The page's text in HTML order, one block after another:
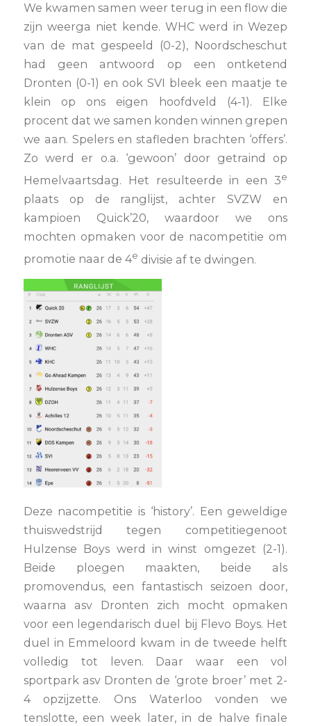
We kwamen samen weer terug in een flow die
zijn weerga niet kende. WHC werd in Wezep
van de mat gespeeld (0-2), Noordscheschut
had geen antwoord op een ontketend
Dronten (0-1) en ook SVI bleek een maatje te
klein op ons eigen hoofdveld (4-1). Elke
procent dat we samen konden winnen grepen
we aan. Spelers en stafleden brachten ‘offers’.
Zo werd er o.a. ‘gewoon’ door getraind op
Hemelvaartsdag. Het resulteerde in een 3e
plaats op de ranglijst, achter SVZW en
kampioen Quick’20, waardoor we ons
mochten opmaken voor de nacompetitie om
promotie naar de 4e divisie af te dwingen.
Deze nacompetitie is ‘history’. Een geweldige
thuiswedstrijd tegen competitiegenoot
Hulzense Boys werd in winst omgezet (2-1).
Beide ploegen maakten, beide als
promovendus, een fantastisch seizoen door,
waarna asv Dronten zich mocht opmaken
voor een legendarisch duel bij Flevo Boys. Het
duel in Emmeloord kwam in de tweede helft
volledig tot leven. Daar waar een vol
sportpark asv Dronten de ‘grote broer’ met 2-
4 opzijzette. Ons Waterloo vonden we
tenslotte, een week later, in de halve finale